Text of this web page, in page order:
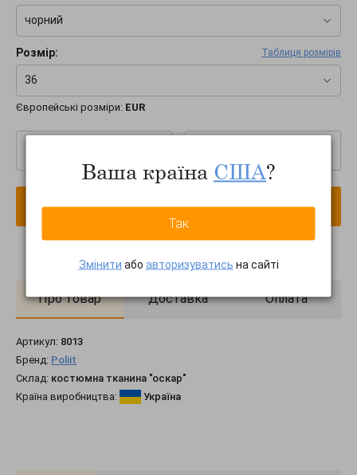
чорний
Розмір: Таблиця розмірів
36
Європейські розміри: EUR
В кошик
Про товар Доставка Оплата
Артикул: 8013
Бренд: Poliit
Склад: костюмна тканина "оскар"
Країна виробництва:
Україна
Ваша країна США?
Так
Змінити або авторизуватись на сайті